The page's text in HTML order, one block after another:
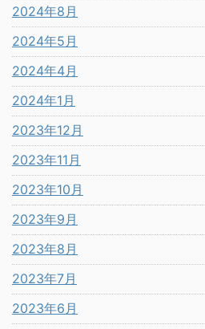
2024年8月
2024年5月
2024年4月
2024年1月
2023年12月
2023年11月
2023年10月
2023年9月
2023年8月
2023年7月
2023年6月